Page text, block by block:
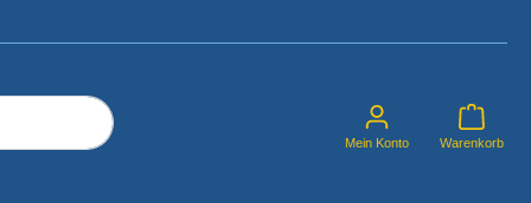
Mein Konto Warenkorb